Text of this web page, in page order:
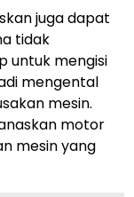
juga dapat
tidak
untuk mengisi
mengental
mesin.
motor
mesin yang